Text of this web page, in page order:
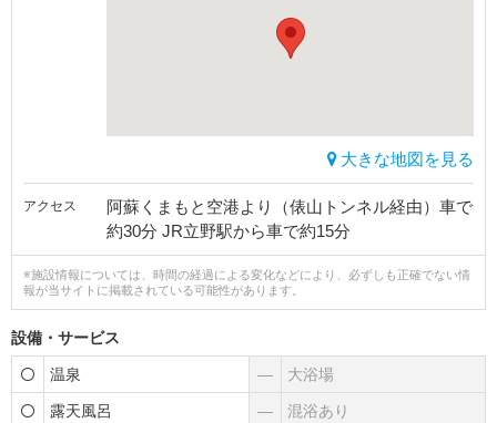
大きな地図を見る
アクセス
阿蘇くまもと空港より（俵山トンネル経由）車で
約30分 JR立野駅から車で約15分
※施設情報については、時間の経過による変化などにより、必ずしも正確でない情
報が当サイトに掲載されている可能性があります。
設備・サービス
温泉 ― 大浴場
露天風呂 ― 混浴あり